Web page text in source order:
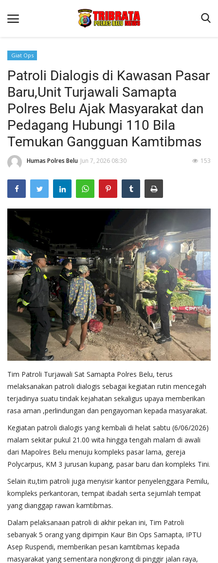
Beranda
Terms & Conditions
Reskrim
Binkam
Lantas
Polisi Kita
Mitra Polisi
Giat Ops
Giat Ops
Patroli Dialogis di Kawasan Pasar
Baru,Unit Turjawali Samapta
Polres Belu Ajak Masyarakat dan
Pedagang Hubungi 110 Bila
Temukan Gangguan Kamtibmas
Humas Polres Belu Jun 7, 2026 08:30 153
Tim Patroli Turjawali Sat Samapta Polres Belu, terus
melaksanakan patroli dialogis sebagai kegiatan rutin mencegah
terjadinya suatu tindak kejahatan sekaligus upaya memberikan
rasa aman ,perlindungan dan pengayoman kepada masyarakat.
Kegiatan patroli dialogis yang kembali di helat sabtu (6/06/2026)
malam sekitar pukul 21.00 wita hingga tengah malam di awali
dari Mapolres Belu menuju kompleks pasar lama, gereja
Polycarpus, KM 3 jurusan kupang, pasar baru dan kompleks Tini.
Selain itu,tim patroli juga menyisir kantor penyelenggara Pemilu,
kompleks perkantoran, tempat ibadah serta sejumlah tempat
yang dianggap rawan kamtibmas.
Dalam pelaksanaan patroli di akhir pekan ini, Tim Patroli
sebanyak 5 orang yang dipimpin Kaur Bin Ops Samapta, IPTU
Asep Ruspendi, memberikan pesan kamtibmas kepada
masyarakat yang sementara nongkrong di pinggir jalan raya,